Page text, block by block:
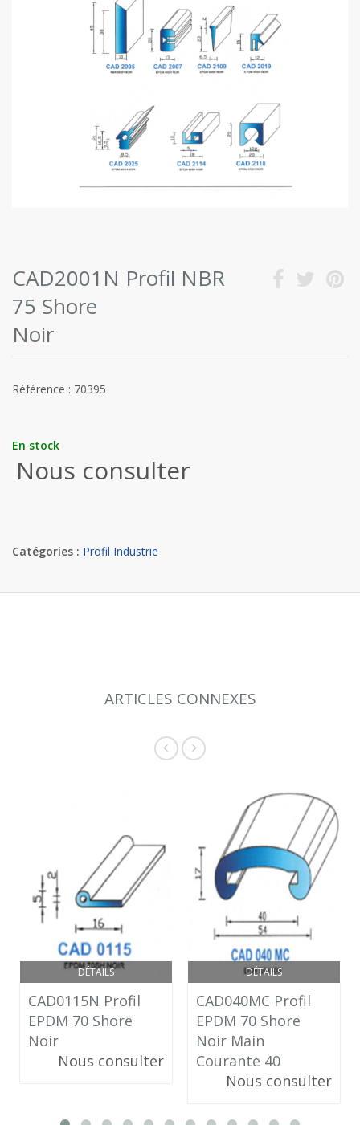
CAD2001N Profil NBR
75 Shore
Noir
Référence : 70395
En stock
Nous consulter
Catégories : Profil Industrie
ARTICLES CONNEXES
DÉTAILS
CAD0115N Profil
EPDM 70 Shore
Noir
Nous consulter
DÉTAILS
CAD040MC Profil
EPDM 70 Shore
Noir Main
Courante 40
Nous consulter